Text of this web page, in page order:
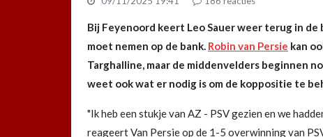
Bij Feyenoord keert Leo Sauer weer terug in
moet nemen op de bank. Robin van Persie kan
Targhalline, maar de middenvelders beginnen
weet ook wat er nodig is om de koppositie te
"Ik heb een stukje van AZ - PSV gezien en we
reageert Van Persie op de 1-5 overwinning van